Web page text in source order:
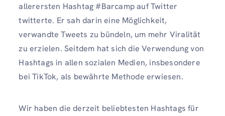
allerersten Hashtag #Barcamp auf Twitter
twitterte. Er sah darin eine Möglichkeit,
verwandte Tweets zu bündeln, um mehr Viralität
zu erzielen. Seitdem hat sich die Verwendung von
Hashtags in allen sozialen Medien, insbesondere
bei TikTok, als bewährte Methode erwiesen.
Wir haben die derzeit beliebtesten Hashtags für